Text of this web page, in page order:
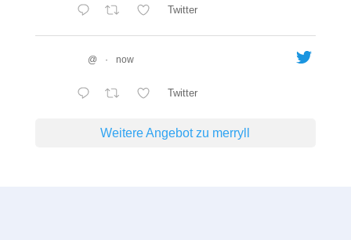
Twitter
@ · now
Twitter
Weitere Angebot zu merryll